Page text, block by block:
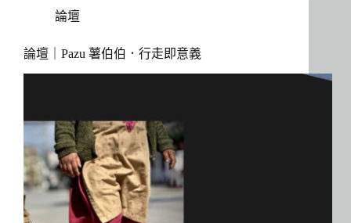
論壇
論壇｜Pazu 薯伯伯．行走即意義